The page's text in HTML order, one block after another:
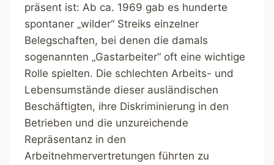
präsent ist: Ab ca. 1969 gab es hunderte
spontaner „wilder“ Streiks einzelner
Belegschaften, bei denen die damals
sogenannten „Gastarbeiter“ oft eine wichtige
Rolle spielten. Die schlechten Arbeits- und
Lebensumstände dieser ausländischen
Beschäftigten, ihre Diskriminierung in den
Betrieben und die unzureichende
Repräsentanz in den
Arbeitnehmervertretungen führten zu